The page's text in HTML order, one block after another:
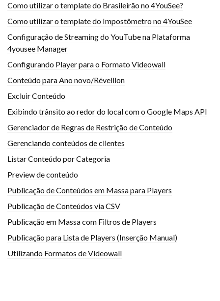
Como utilizar o template do Brasileirão no 4YouSee?
Como utilizar o template do Impostômetro no 4YouSee
Configuração de Streaming do YouTube na Plataforma
4yousee Manager
Configurando Player para o Formato Videowall
Conteúdo para Ano novo/Réveillon
Excluir Conteúdo
Exibindo trânsito ao redor do local com o Google Maps API
Gerenciador de Regras de Restrição de Conteúdo
Gerenciando conteúdos de clientes
Listar Conteúdo por Categoria
Preview de conteúdo
Publicação de Conteúdos em Massa para Players
Publicação de Conteúdos via CSV
Publicação em Massa com Filtros de Players
Publicação para Lista de Players (Inserção Manual)
Utilizando Formatos de Videowall